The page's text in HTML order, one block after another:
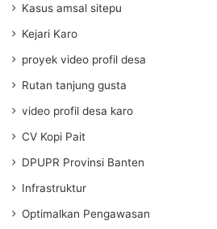
Kasus amsal sitepu
Kejari Karo
proyek video profil desa
Rutan tanjung gusta
video profil desa karo
CV Kopi Pait
DPUPR Provinsi Banten
Infrastruktur
Optimalkan Pengawasan